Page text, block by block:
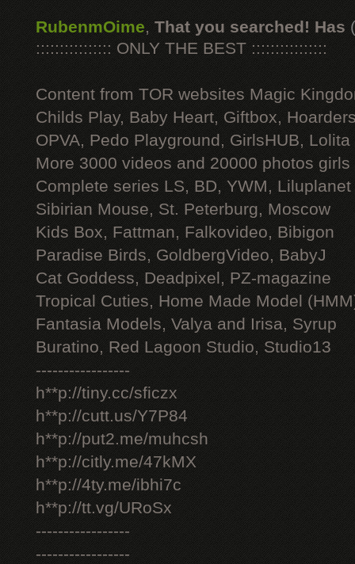
RubenmOime, That you searched! Has
:::::::::::::::: ONLY THE BEST ::::::::::::::::
Content from TOR websites Magic
Childs Play, Baby Heart, Giftbox,
OPVA, Pedo Playground, GirlsHUB, Lolita
More 3000 videos and 20000 photos
Complete series LS, BD, YWM, Liluplanet
Sibirian Mouse, St. Peterburg, Moscow
Kids Box, Fattman, Falkovideo, Bibigon
Paradise Birds, GoldbergVideo, BabyJ
Cat Goddess, Deadpixel, PZ-magazine
Tropical Cuties, Home Made Model
Fantasia Models, Valya and Irisa, Syrup
Buratino, Red Lagoon Studio, Studio13
-----------------
h**p://tiny.cc/sficzx
h**p://cutt.us/Y7P84
h**p://put2.me/muhcsh
h**p://citly.me/47kMX
h**p://4ty.me/ibhi7c
h**p://tt.vg/URoSx
-----------------
-----------------